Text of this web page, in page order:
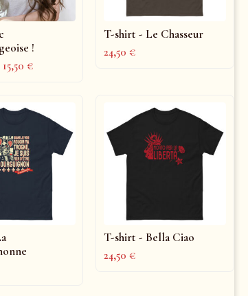
!
15,50€
T-shirt - Le Chasseur
24,50€
T-shirt - Bella Ciao
24,50€